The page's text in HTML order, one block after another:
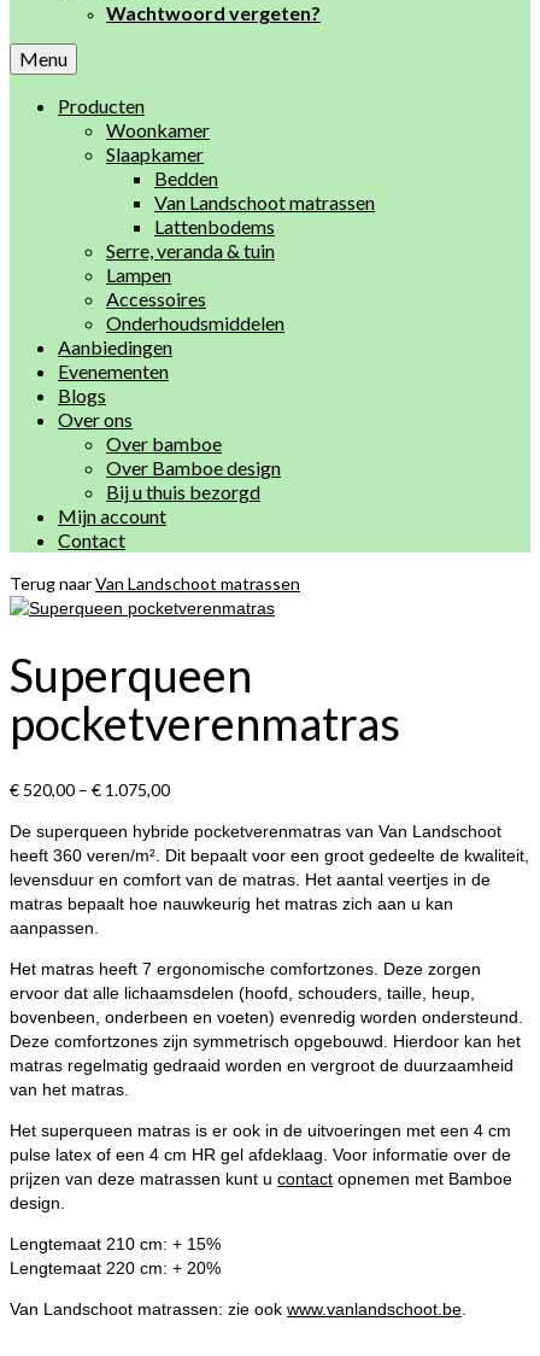
Wachtwoord vergeten?
Menu
Producten
Woonkamer
Slaapkamer
Bedden
Van Landschoot matrassen
Lattenbodems
Serre, veranda & tuin
Lampen
Accessoires
Onderhoudsmiddelen
Aanbiedingen
Evenementen
Blogs
Over ons
Over bamboe
Over Bamboe design
Bij u thuis bezorgd
Mijn account
Contact
Terug naarVan Landschoot matrassen
Superqueen
pocketverenmatras
€ 520,00 – € 1.075,00
De superqueen hybride pocketverenmatras van Van Landschoot
heeft 360 veren/m². Dit bepaalt voor een groot gedeelte de kwaliteit,
levensduur en comfort van de matras. Het aantal veertjes in de
matras bepaalt hoe nauwkeurig het matras zich aan u kan
aanpassen.
Het matras heeft 7 ergonomische comfortzones. Deze zorgen
ervoor dat alle lichaamsdelen (hoofd, schouders, taille, heup,
bovenbeen, onderbeen en voeten) evenredig worden ondersteund.
Deze comfortzones zijn symmetrisch opgebouwd. Hierdoor kan het
matras regelmatig gedraaid worden en vergroot de duurzaamheid
van het matras.
Het superqueen matras is er ook in de uitvoeringen met een 4 cm
pulse latex of een 4 cm HR gel afdeklaag. Voor informatie over de
prijzen van deze matrassen kunt u contact opnemen met Bamboe
design.
Lengtemaat 210 cm: + 15%
Lengtemaat 220 cm: + 20%
Van Landschoot matrassen: zie ook www.vanlandschoot.be